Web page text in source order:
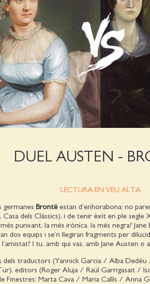
DUEL AUSTEN -
LECTURA EN VEU ALTA
germanes Brontë estan d’enhorabona: no
Casa dels Clàssics), i de tenir èxit en ple segle
punxant, la més irònica, la més negra? Jane
dos equips i se’n llegiran fragments per
I tu, amb qui vas, amb Jane Austen o
dels traductors (Yannick Garcia / Alba
editors (Roger Aluja / Raül Garrigasait /
Finestres: Marta Cava / Maria Callís / Anna